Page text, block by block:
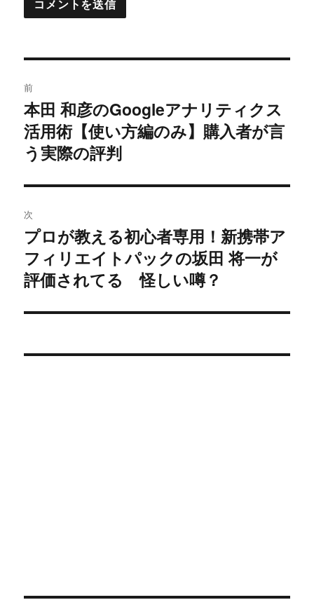
稿
ナ
ビ
ゲ
ー
シ
ョ
ン
前
過
去
の
投
稿:
本田 和彦のGoogleアナリティクス
活用術【使い方編のみ】購入者が言
う実際の評判
次
次
の
投
プロが教える初心者専用！新携帯ア
フィリエイトパックの坂田 将一が
評価されてる 怪しい噂？